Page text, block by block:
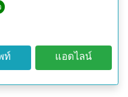
ท์ แอดไลน์